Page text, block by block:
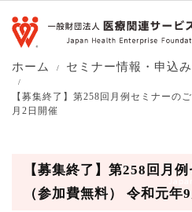
ホーム セミナー情報・申込み
【募集終了】第258回月例セミナーの
月2日開催
【募集終了】第258回月
（参加費無料） 令和元年